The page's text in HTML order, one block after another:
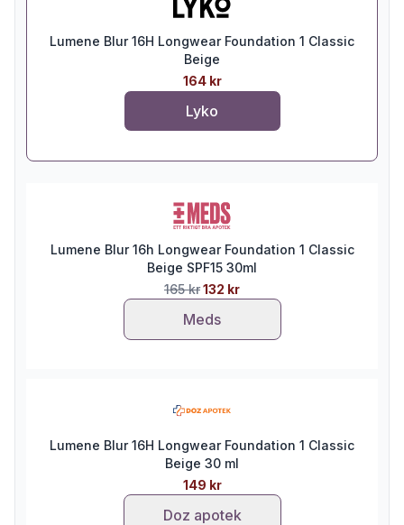
Lumene Blur 16H Longwear Foundation 1 Classic
Beige
164 kr
Lyko
Lumene Blur 16h Longwear Foundation 1 Classic
Beige SPF15 30ml
165 kr132 kr
Meds
Lumene Blur 16H Longwear Foundation 1 Classic
Beige 30 ml
149 kr
Doz apotek